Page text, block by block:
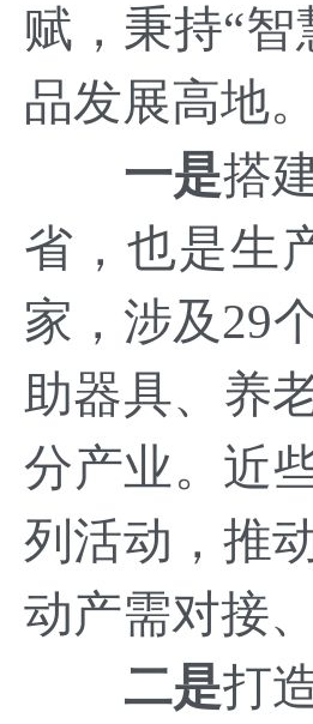
赋，秉持“
品发展高地。
一是搭
省，也是生
家，涉及29
助器具、养
分产业。近
列活动，推
动产需对接
二是打